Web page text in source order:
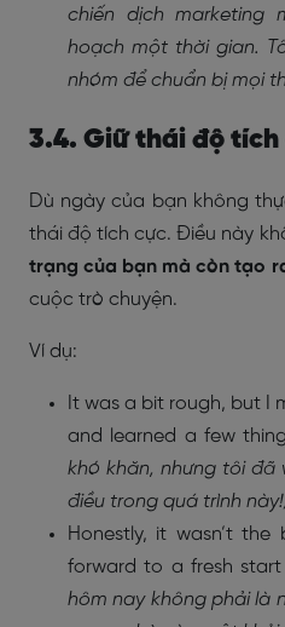
chiến dịch marketing
hoạch một thời gian.
nhóm để chuẩn bị mọi
3.4. Giữ thái độ tích
Dù ngày của bạn không
thái độ tích cực. Điều này
trạng của bạn mà còn tạo
cuộc trò chuyện.
Ví dụ:
It was a bit rough, but I
and learned a few
khó khăn, nhưng tôi
điều trong quá trình
Honestly, it wasn’t the
forward to a fresh start
hôm nay không phải là